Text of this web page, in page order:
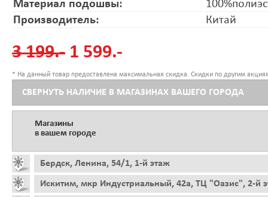
Материал подошвы:
Производитель:
Китай
3 199.- 1 599.-
* На данный товар предоставлена максимальная скидка. Скидки по другим
СВЕРНУТЬ НАЛИЧИЕ В МАГАЗИНАХ ВАШЕГО ГОРОДА
Магазины
в вашем городе
Бердск, Ленина, 54/1, 1-й этаж
Искитим, мкр Индустриальный, 42а, ТЦ "Оазис", 2-й